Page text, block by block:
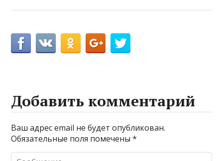
Добавить комментарий
Ваш адрес email не будет опубликован.
Обязательные поля помечены*